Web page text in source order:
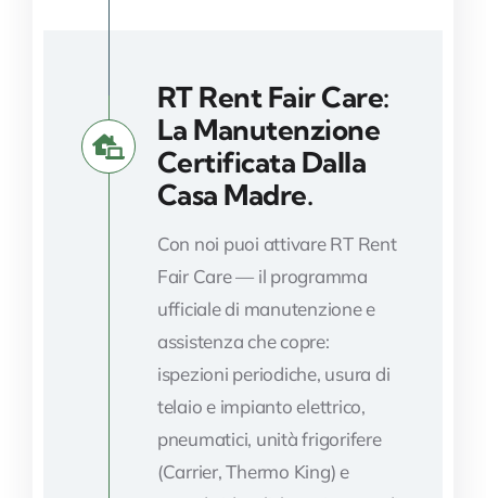
RT Rent Fair Care:
La Manutenzione
Certificata Dalla
Casa Madre.
Con noi puoi attivare RT Rent
Fair Care — il programma
ufficiale di manutenzione e
assistenza che copre:
ispezioni periodiche, usura di
telaio e impianto elettrico,
pneumatici, unità frigorifere
(Carrier, Thermo King) e